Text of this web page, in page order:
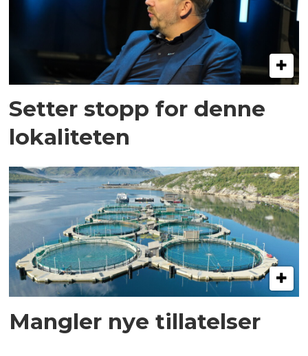
Setter stopp for denne
lokaliteten
Mangler nye tillatelser